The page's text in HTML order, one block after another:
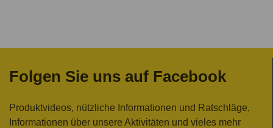
Folgen Sie uns auf Facebook
Produktvideos, nützliche Informationen und Ratschläge,
Informationen über unsere Aktivitäten und vieles mehr